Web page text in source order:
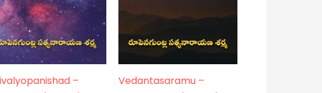
–
Vedantasaramu –